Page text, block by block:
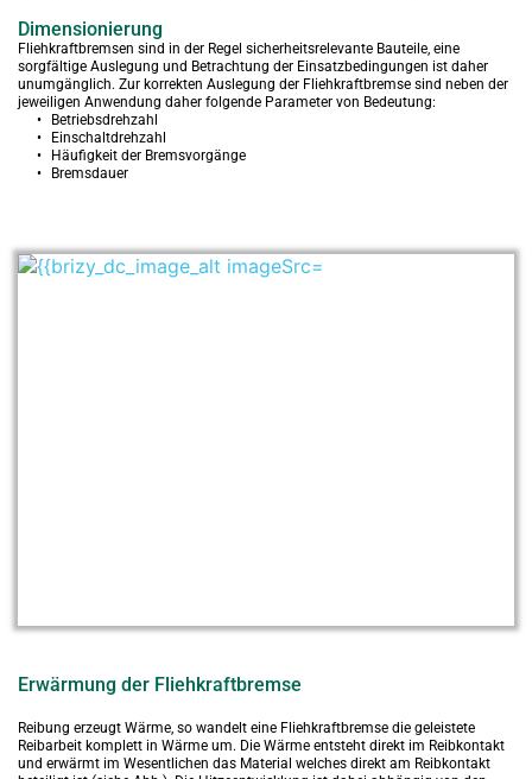
Dimensionierung
Fliehkraftbremsen sind in der Regel sicherheitsrelevante Bauteile, eine
sorgfältige Auslegung und Betrachtung der Einsatzbedingungen ist daher
unumgänglich. Zur korrekten Auslegung der Fliehkraftbremse sind neben der
jeweiligen Anwendung daher folgende Parameter von Bedeutung:
Betriebsdrehzahl
Einschaltdrehzahl
Häufigkeit der Bremsvorgänge
Bremsdauer
Erwärmung der Fliehkraftbremse
Reibung erzeugt Wärme, so wandelt eine Fliehkraftbremse die geleis­tete
Reibarbeit komplett in Wärme um. Die Wärme entsteht direkt im Reibkontakt
und erwärmt im Wesentlichen das Material welches direkt am Reibkontakt